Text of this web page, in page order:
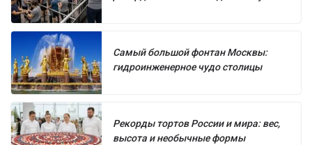
Самый большой фонтан Москвы:
гидроинженерное чудо столицы
Рекорды тортов России и мира: вес,
высота и необычные формы